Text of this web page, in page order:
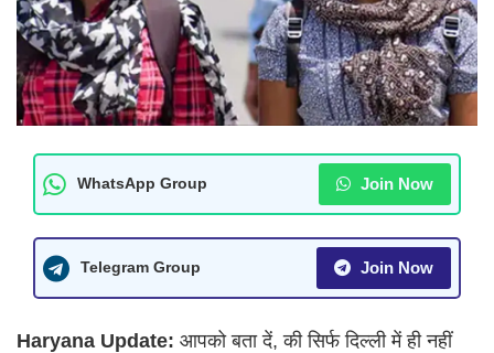
WhatsApp Group Join Now
Telegram Group Join Now
Haryana Update: आपको बता दें, की सिर्फ दिल्ली में ही नहीं